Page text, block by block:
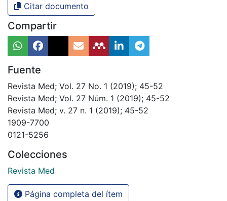
Citar documento
Compartir
Fuente
Revista Med; Vol. 27 No. 1 (2019); 45-52
Revista Med; Vol. 27 Núm. 1 (2019); 45-52
Revista Med; v. 27 n. 1 (2019); 45-52
1909-7700
0121-5256
Colecciones
Revista Med
Página completa del ítem